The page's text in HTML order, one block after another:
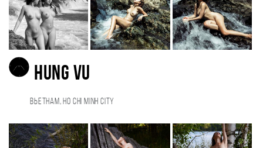
Hung Vu
Вьетнам, Ho Chi Minh City